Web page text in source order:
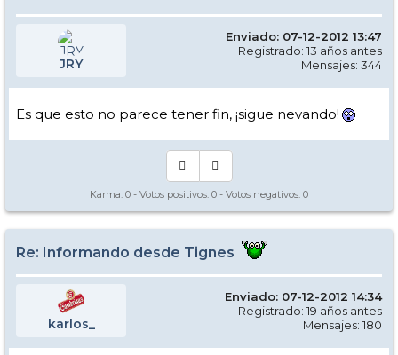
JRY
Enviado: 07-12-2012 13:47
Registrado: 13 años antes
Mensajes: 344
Es que esto no parece tener fin, ¡sigue nevando!
Karma: 0 - Votos positivos: 0 - Votos negativos: 0
Re: Informando desde Tignes
karlos_
Enviado: 07-12-2012 14:34
Registrado: 19 años antes
Mensajes: 180